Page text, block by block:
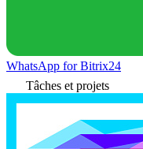
WhatsApp for Bitrix24
Tâches et projets